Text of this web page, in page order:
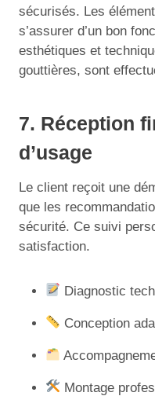
sécurisés. Les
s’assurer d’un bon
esthétiques et
gouttières, sont
7. Réception
d’usage
Le client reçoit une
que les
sécurité. Ce suivi
satisfaction.
Diagnostic
Conception
Montage